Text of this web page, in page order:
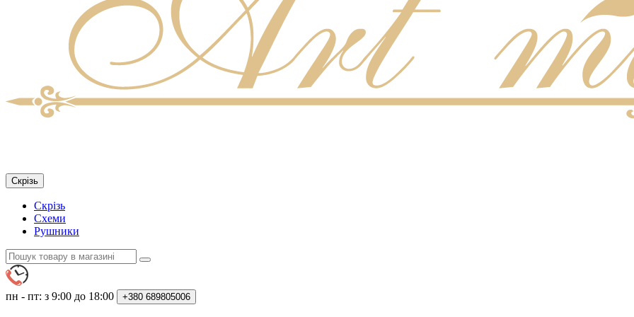
Скрізь
Скрізь
Схеми
Рушники
пн - пт: з 9:00 до 18:00 +380 689805006